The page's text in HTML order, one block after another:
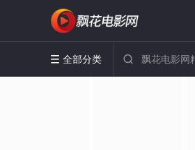
 全部分类 